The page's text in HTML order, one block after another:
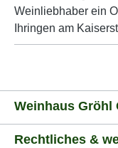
Weinliebhaber ein
Ihringen am
Weinhaus Gröhl
Rechtliches &